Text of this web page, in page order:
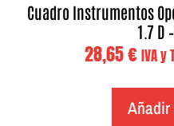
Cuadro Instrumentos
1.7 D
28,65€ IVA y